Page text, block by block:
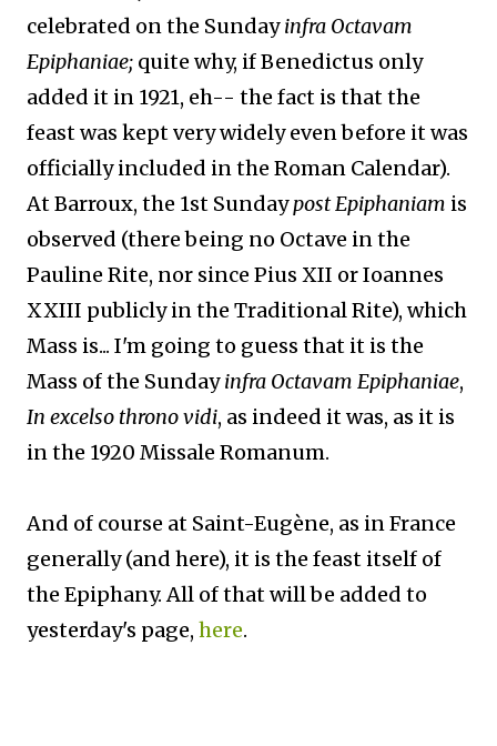
celebrated on the Sundayinfra Octavam
Epiphaniae; quite why, if Benedictus only
added it in 1921, eh-- the fact is that the
feast was kept very widely even before it was
officially included in the Roman Calendar).
At Barroux, the 1st Sundaypost Epiphaniam is
observed (there being no Octave in the
Pauline Rite, nor since Pius XII or Ioannes
XXIII publicly in the Traditional Rite), which
Mass is... I'm going to guess that it is the
Mass of the Sundayinfra Octavam Epiphaniae,
In excelso throno vidi, as indeed it was, as it is
in the 1920 Missale Romanum.
And of course at Saint-Eugène, as in France
generally (and here), it is the feast itself of
the Epiphany. All of that will be added to
yesterday's page, here.